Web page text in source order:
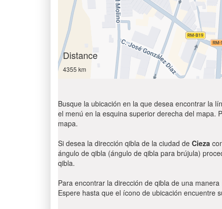
Distance
4355 km
Busque la ubicación en la que desea encontrar la
el menú en la esquina superior derecha del mapa.
mapa.
Si desea la dirección qibla de la ciudad de Cieza
ángulo de qibla (ángulo de qibla para brújula)
qibla.
Para encontrar la dirección de qibla de una
Espere hasta que el ícono de ubicación encuentre